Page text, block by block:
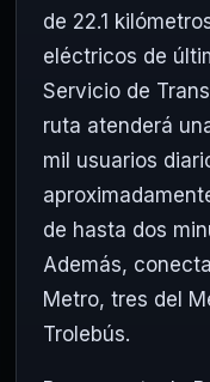
de 22.1
eléctricos de
Servicio de
ruta atenderá
mil usuarios
de hasta dos
Además,
Metro, tres del
Trolebús.